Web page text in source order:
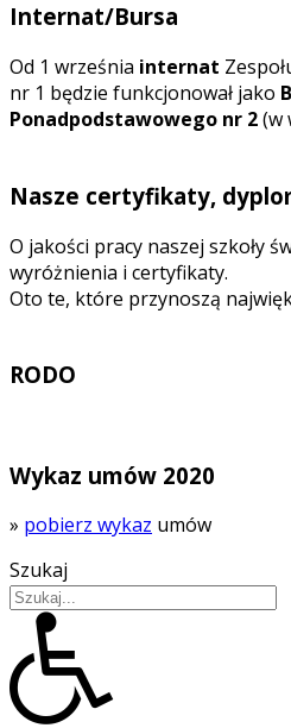
Internat/Bursa
Od 1 września internat
nr 1 będzie funkcjonował jako
Ponadpodstawowego nr 2(w
Nasze certyfikaty,
O jakości pracy naszej szkoły
wyróżnienia i certyfikaty.
Oto te, które przynoszą
RODO
Wykaz umów 2020
» pobierz wykaz umów
Szukaj